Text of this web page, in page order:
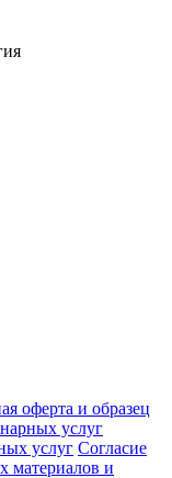
оферта и образец
услуг
услуг Cогласие
материалов и